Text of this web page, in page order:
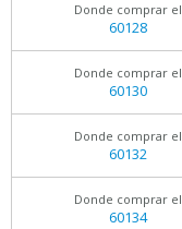
Donde comprar el
60128
Donde comprar el
60130
Donde comprar el
60132
Donde comprar el
60134